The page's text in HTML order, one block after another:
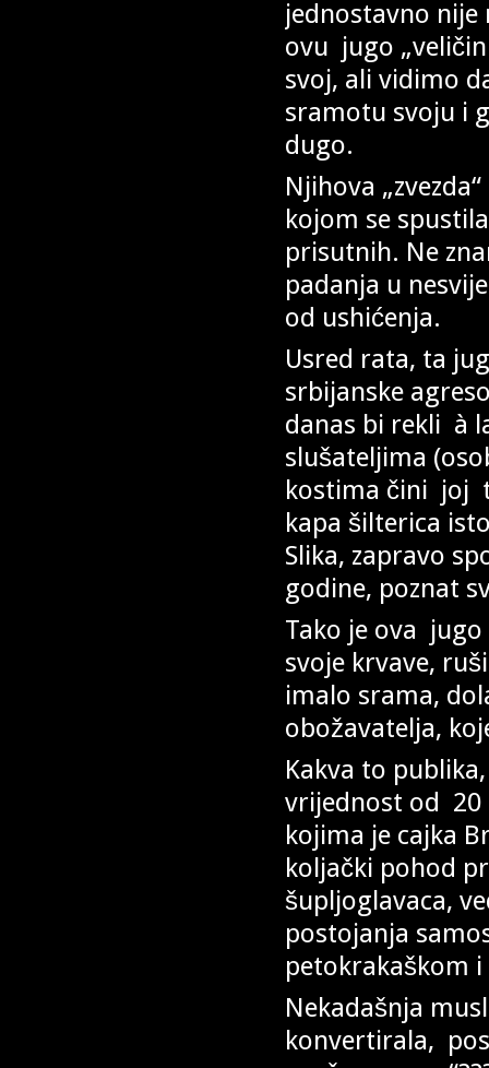
jednostavno
ovu jugo
svoj, ali vidimo
sramotu svoju i
dugo.
Njihova
kojom se
prisutnih. Ne
padanja u
od ushićenja.
Usred rata, ta
srbijanske
danas bi rekli à
slušateljima
kostima čini joj
kapa šilterica
Slika, zapravo
godine, poznat
Tako je ova
svoje krvave,
imalo srama,
obožavatelja,
Kakva to
vrijednost od 20
kojima je cajka
koljački pohod
šupljoglavaca,
postojanja
petokrakaškom
Nekadašnja
konvertirala,